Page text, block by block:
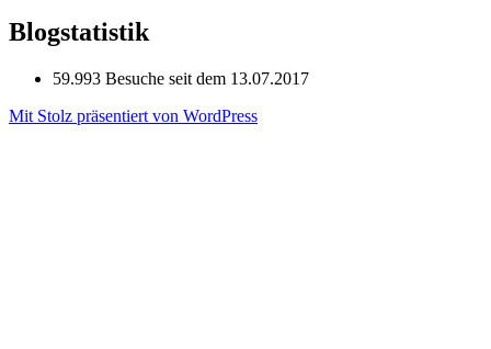
Blogstatistik
59.993 Besuche seit dem 13.07.2017
Mit Stolz präsentiert von WordPress